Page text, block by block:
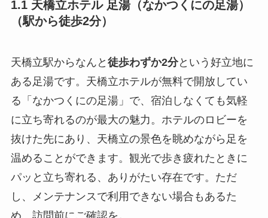
1.1 天橋立ホテル 足湯（なかつくにの足湯）
（駅から徒歩2分）
天橋立駅からなんと 徒歩わずか2分という好立地に
ある足湯です。天橋立ホテルが無料で開放してい
る「なかつくにの足湯」で、宿泊しなくても気軽
に立ち寄れるのが最大の魅力。ホテルのロビーを
抜けた先にあり、天橋立の景色を眺めながら足を
温めることができます。観光で歩き疲れたときに
パッと立ち寄れる、ありがたい存在です。ただ
し、メンテナンスで利用できない場合もあるた